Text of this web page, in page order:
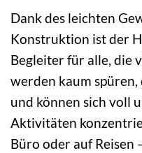
Dank des leichten
Konstruktion ist der
Begleiter für alle, die
werden kaum spüren,
und können sich voll
Aktivitäten
Büro oder auf Reisen